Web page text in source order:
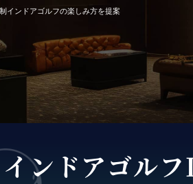
インドアゴルフの楽しみ方を提案
インドアゴルフ